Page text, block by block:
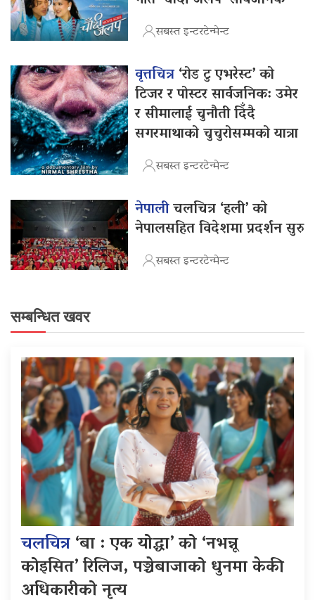
सबस्त इन्टरटेन्मेन्ट
वृत्तचित्र‘रोड टु एभरेस्ट’ को
टिजर र पोस्टर सार्वजनिक: उमेर
र सीमालाई चुनौती दिँदै
सगरमाथाको चुचुरोसम्मको यात्रा
सबस्त इन्टरटेन्मेन्ट
नेपालीचलचित्र ‘हली’ को
नेपालसहित विदेशमा प्रदर्शन सुरु
सबस्त इन्टरटेन्मेन्ट
सम्बन्धित खवर
चलचित्र‘बा : एक योद्धा’ को ‘नभन्नू
कोइसित’ रिलिज, पञ्चेबाजाको धुनमा केकी
अधिकारीको नृत्य